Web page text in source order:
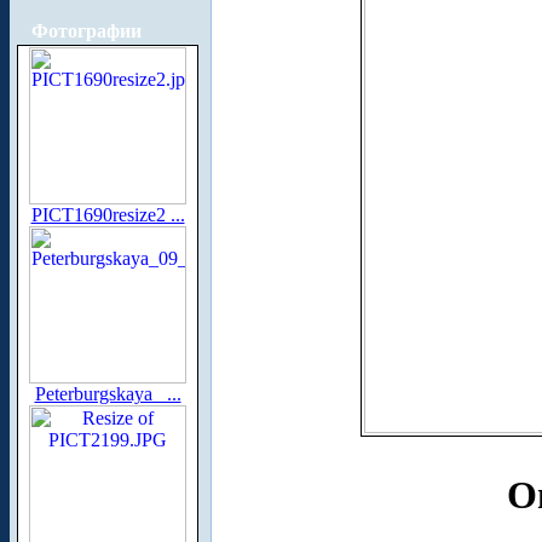
Фотографии
PICT1690resize2 ...
Peterburgskaya_ ...